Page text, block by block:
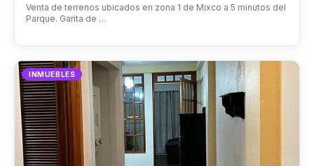
Venta de terrenos ubicados en zona 1 de Mixco a 5 minutos del
Parque. Garita de …
INMUEBLES